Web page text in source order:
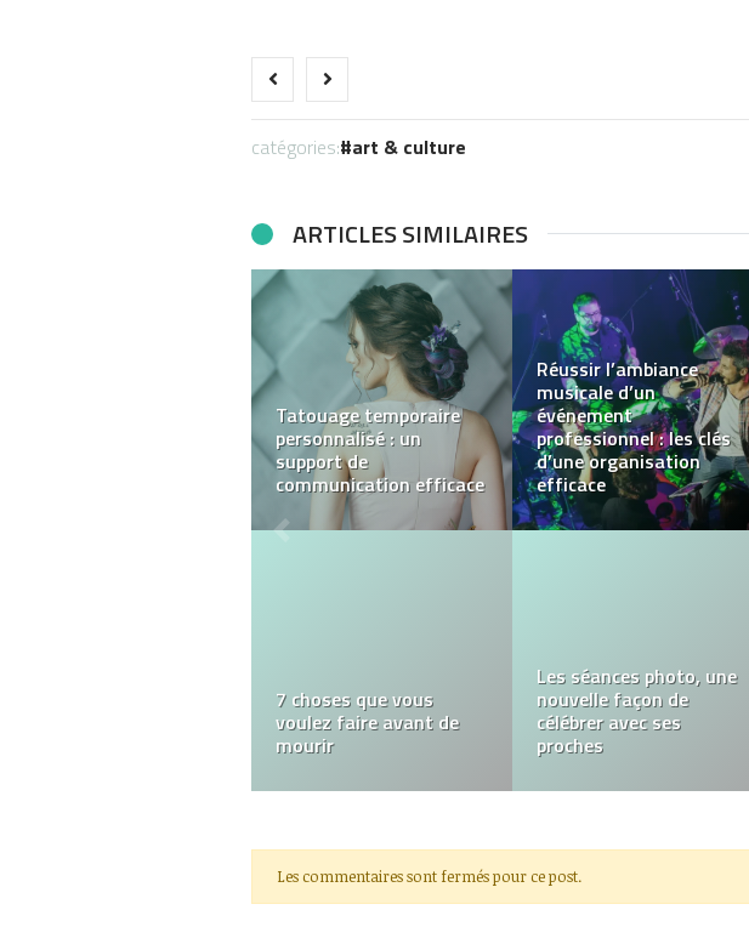
catégories: art & culture
ARTICLES SIMILAIRES
Pourquoi opter pour
VeloProtect+ ?
Les traditions
culturelles et spirituelles
liées aux encens
naturels en Orient
d’aquarelles originales
de paysages de la baule
en qualité fine art
Horoscope Financier –
les dessous de chaque
signe
Les commentaires sont fermés pour ce post.